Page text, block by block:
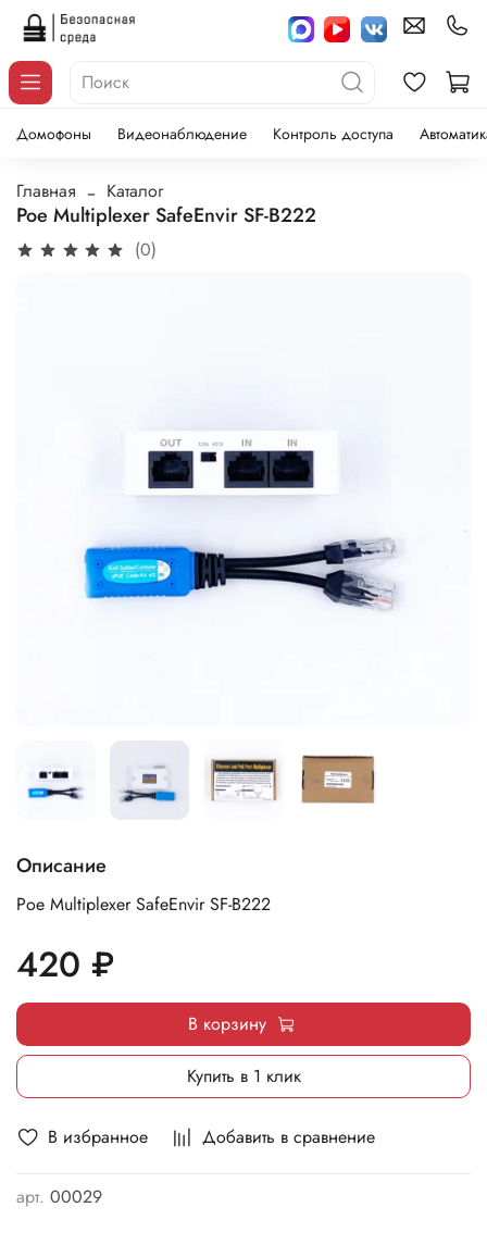
Домофоны Видеонаблюдение Контроль доступа
Главная Каталог
Poe Multiplexer SafeEnvir SF-B222
(0)
В избранное Добавить в сравнение
арт. 00029
Описание
Poe Multiplexer SafeEnvir SF-B222
420 ₽
В корзину
Купить в 1 клик